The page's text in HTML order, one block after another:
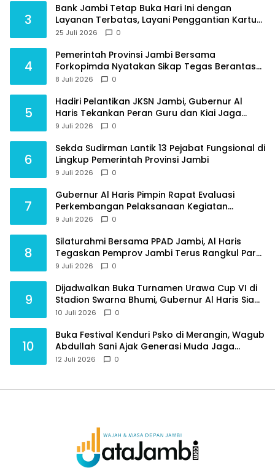
3
Bank Jambi Tetap Buka Hari Ini dengan
Layanan Terbatas, Layani Penggantian Kartu
ATM dan Perubahan PIN
25 Juli 2026 0
4
Pemerintah Provinsi Jambi Bersama
Forkopimda Nyatakan Sikap Tegas Berantas
Geng Motor
8 Juli 2026 0
5
Hadiri Pelantikan JKSN Jambi, Gubernur Al
Haris Tekankan Peran Guru dan Kiai Jaga
Moral Generasi Bangsa
9 Juli 2026 0
6
Sekda Sudirman Lantik 13 Pejabat Fungsional di
Lingkup Pemerintah Provinsi Jambi
9 Juli 2026 0
7
Gubernur Al Haris Pimpin Rapat Evaluasi
Perkembangan Pelaksanaan Kegiatan
Pembangunan Triwulan II TA 2026
9 Juli 2026 0
8
Silaturahmi Bersama PPAD Jambi, Al Haris
Tegaskan Pemprov Jambi Terus Rangkul Para
Purnawirawan
9 Juli 2026 0
9
Dijadwalkan Buka Turnamen Urawa Cup VI di
Stadion Swarna Bhumi, Gubernur Al Haris Siap
Berlaga Lawan Tim Urawa
10 Juli 2026 0
10
Buka Festival Kenduri Psko di Merangin, Wagub
Abdullah Sani Ajak Generasi Muda Jaga
Budaya dan Jauhi Narkoba
12 Juli 2026 0